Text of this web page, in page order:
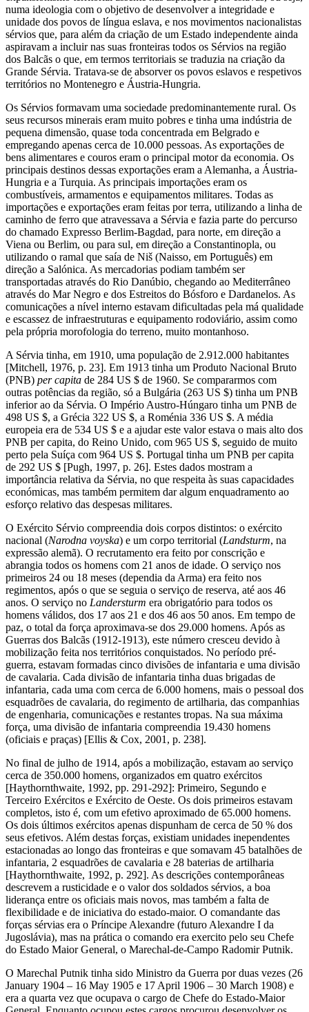
numa ideologia com o objetivo de desenvolver a integridade e
unidade dos povos de língua eslava, e nos movimentos nacionalistas
sérvios que, para além da criação de um Estado independente ainda
aspiravam a incluir nas suas fronteiras todos os Sérvios na região
dos Balcãs o que, em termos territoriais se traduzia na criação da
Grande Sérvia. Tratava-se de absorver os povos eslavos e respetivos
territórios no Montenegro e Áustria-Hungria.
Os Sérvios formavam uma sociedade predominantemente rural. Os
seus recursos minerais eram muito pobres e tinha uma indústria de
pequena dimensão, quase toda concentrada em Belgrado e
empregando apenas cerca de 10.000 pessoas. As exportações de
bens alimentares e couros eram o principal motor da economia. Os
principais destinos dessas exportações eram a Alemanha, a Áustria-
Hungria e a Turquia. As principais importações eram os
combustíveis, armamentos e equipamentos militares. Todas as
importações e exportações eram feitas por terra, utilizando a linha de
caminho de ferro que atravessava a Sérvia e fazia parte do percurso
do chamado Expresso Berlim-Bagdad, para norte, em direção a
Viena ou Berlim, ou para sul, em direção a Constantinopla, ou
utilizando o ramal que saía de Niš (Naisso, em Português) em
direção a Salónica. As mercadorias podiam também ser
transportadas através do Rio Danúbio, chegando ao Mediterrâneo
através do Mar Negro e dos Estreitos do Bósforo e Dardanelos. As
comunicações a nível interno estavam dificultadas pela má qualidade
e escassez de infraestruturas e equipamento rodoviário, assim como
pela própria morofologia do terreno, muito montanhoso.
A Sérvia tinha, em 1910, uma população de 2.912.000 habitantes
[Mitchell, 1976, p. 23]. Em 1913 tinha um Produto Nacional Bruto
(PNB) per capita de 284 US $ de 1960. Se compararmos com
outras potências da região, só a Bulgária (263 US $) tinha um PNB
inferior ao da Sérvia. O Império Austro-Húngaro tinha um PNB de
498 US $, a Grécia 322 US $, a Roménia 336 US $. A média
europeia era de 534 US $ e a ajudar este valor estava o mais alto dos
PNB per capita, do Reino Unido, com 965 US $, seguido de muito
perto pela Suíça com 964 US $. Portugal tinha um PNB per capita
de 292 US $ [Pugh, 1997, p. 26]. Estes dados mostram a
importância relativa da Sérvia, no que respeita às suas capacidades
económicas, mas também permitem dar algum enquadramento ao
esforço relativo das despesas militares.
O Exército Sérvio compreendia dois corpos distintos: o exército
nacional (Narodna voyska) e um corpo territorial (Landsturm, na
expressão alemã). O recrutamento era feito por conscrição e
abrangia todos os homens com 21 anos de idade. O serviço nos
primeiros 24 ou 18 meses (dependia da Arma) era feito nos
regimentos, após o que se seguia o serviço de reserva, até aos 46
anos. O serviço no Landersturm era obrigatório para todos os
homens válidos, dos 17 aos 21 e dos 46 aos 50 anos. Em tempo de
paz, o total da força aproximava-se dos 29.000 homens. Após as
Guerras dos Balcãs (1912-1913), este número cresceu devido à
mobilização feita nos territórios conquistados. No período pré-
guerra, estavam formadas cinco divisões de infantaria e uma divisão
de cavalaria. Cada divisão de infantaria tinha duas brigadas de
infantaria, cada uma com cerca de 6.000 homens, mais o pessoal dos
esquadrões de cavalaria, do regimento de artilharia, das companhias
de engenharia, comunicações e restantes tropas. Na sua máxima
força, uma divisão de infantaria compreendia 19.430 homens
(oficiais e praças) [Ellis & Cox, 2001, p. 238].
No final de julho de 1914, após a mobilização, estavam ao serviço
cerca de 350.000 homens, organizados em quatro exércitos
[Haythornthwaite, 1992, pp. 291-292]: Primeiro, Segundo e
Terceiro Exércitos e Exército de Oeste. Os dois primeiros estavam
completos, isto é, com um efetivo aproximado de 65.000 homens.
Os dois últimos exércitos apenas dispunham de cerca de 50 % dos
seus efetivos. Além destas forças, existiam unidades inependentes
estacionadas ao longo das fronteiras e que somavam 45 batalhões de
infantaria, 2 esquadrões de cavalaria e 28 baterias de artilharia
[Haythornthwaite, 1992, p. 292]. As descrições contemporâneas
descrevem a rusticidade e o valor dos soldados sérvios, a boa
liderança entre os oficiais mais novos, mas também a falta de
flexibilidade e de iniciativa do estado-maior. O comandante das
forças sérvias era o Príncipe Alexandre (futuro Alexandre I da
Jugoslávia), mas na prática o comando era exercito pelo seu Chefe
do Estado Maior General, o Marechal-de-Campo Radomir Putnik.
O Marechal Putnik tinha sido Ministro da Guerra por duas vezes (26
January 1904 – 16 May 1905 e 17 April 1906 – 30 March 1908) e
era a quarta vez que ocupava o cargo de Chefe do Estado-Maior